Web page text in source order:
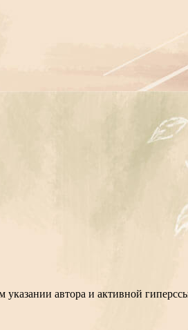
автора и активной